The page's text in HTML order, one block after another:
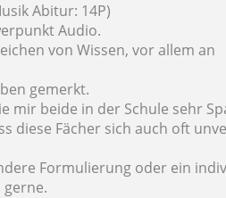
Abitur: 14P)
Audio.
von Wissen, vor allem an
gemerkt.
mir beide in der Schule sehr
diese Fächer sich auch oft
Formulierung oder ein